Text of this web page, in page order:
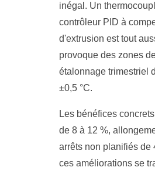
inégal. Un
contrôleur PID à
d'extrusion est tout
provoque des zones
étalonnage trimestriel
±0,5 °C.
Les bénéfices
de 8 à 12 %,
arrêts non planifiés de
ces améliorations se